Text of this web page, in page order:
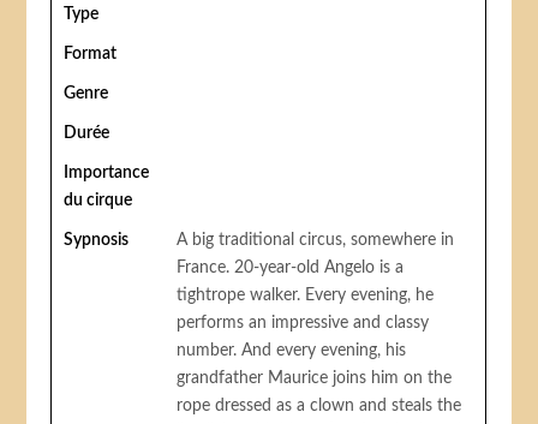
Type
Format
Genre
Durée
Importance
du cirque
Sypnosis
A big traditional circus, somewhere in
France. 20-year-old Angelo is a
tightrope walker. Every evening, he
performs an impressive and classy
number. And every evening, his
grandfather Maurice joins him on the
rope dressed as a clown and steals the